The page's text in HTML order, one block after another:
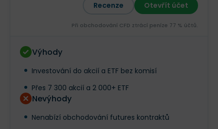
Recenze Otevřít účet
Při obchodování CFD ztrácí peníze 77 % účtů.
Výhody
Investování do akcií a ETF bez komisí
Přes 7 300 akcií a 2 000+ ETF
Nevýhody
Nenabízí obchodování futures kontraktů